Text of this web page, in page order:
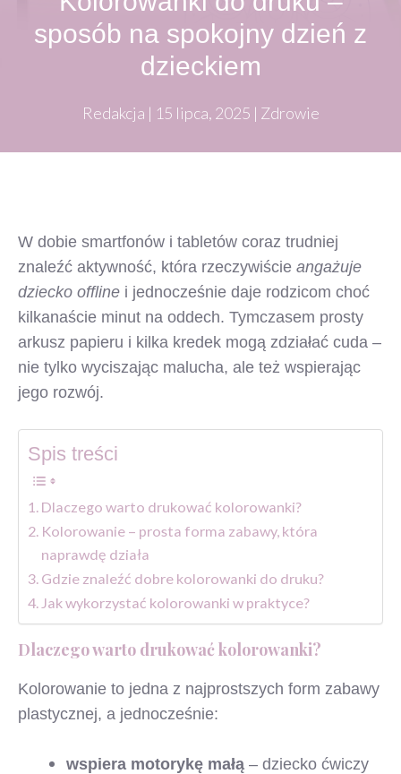
sposób na spokojny dzień z
dzieckiem
Redakcja | 15 lipca, 2025 | Zdrowie
W dobie smartfonów i tabletów coraz trudniej
znaleźć aktywność, która rzeczywiście angażuje
dziecko offline i jednocześnie daje rodzicom choć
kilkanaście minut na oddech. Tymczasem prosty
arkusz papieru i kilka kredek mogą zdziałać cuda –
nie tylko wyciszając malucha, ale też wspierając
jego rozwój.
Spis treści
Dlaczego warto drukować kolorowanki?
Kolorowanie – prosta forma zabawy, która
naprawdę działa
Gdzie znaleźć dobre kolorowanki do druku?
Jak wykorzystać kolorowanki w praktyce?
Dlaczego warto drukować kolorowanki?
Kolorowanie to jedna z najprostszych form zabawy
plastycznej, a jednocześnie:
wspiera motorykę małą – dziecko ćwiczy